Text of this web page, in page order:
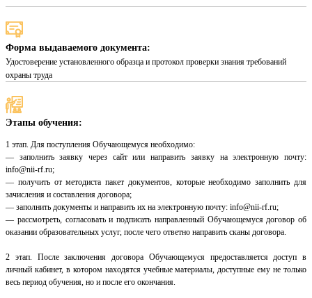
Форма выдаваемого документа:
Удостоверение установленного образца и протокол проверки знания требований
охраны труда
Этапы обучения:
1 этап. Для поступления Обучающемуся необходимо:
— заполнить заявку через сайт или направить заявку на электронную почту:
info@nii-rf.ru;
— получить от методиста пакет документов, которые необходимо заполнить для
зачисления и составления договора;
— заполнить документы и направить их на электронную почту: info@nii-rf.ru;
— рассмотреть, согласовать и подписать направленный Обучающемуся договор об
оказании образовательных услуг, после чего ответно направить сканы договора.
2 этап. После заключения договора Обучающемуся предоставляется доступ в
личный кабинет, в котором находятся учебные материалы, доступные ему не только
весь период обучения, но и после его окончания.